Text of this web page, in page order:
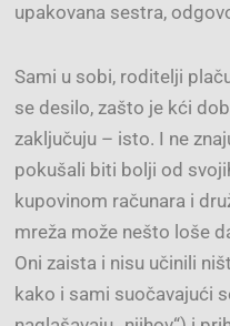
upakovana sestra,
Sami u sobi, roditelji
se desilo, zašto je kći
zaključuju – isto. I ne
pokušali biti bolji od
kupovinom računara i
mreža može nešto loše
Oni zaista i nisu učinili
kako i sami suočavajući